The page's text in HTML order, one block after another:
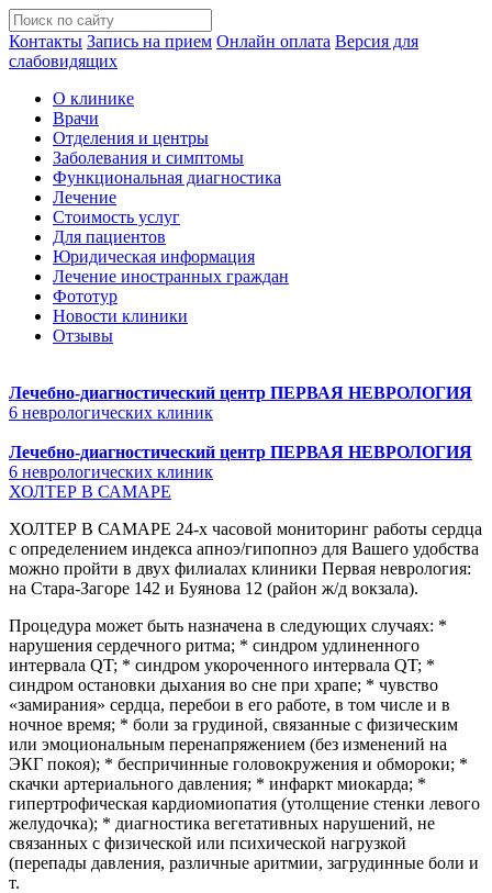
Контакты Запись на прием Онлайн оплата Версия для
слабовидящих
О клинике
Врачи
Отделения и центры
Заболевания и симптомы
Функциональная диагностика
Лечение
Стоимость услуг
Для пациентов
Юридическая информация
Лечение иностранных граждан
Фототур
Новости клиники
Отзывы
Лечебно-диагностический центр ПЕРВАЯ НЕВРОЛОГИЯ
6 неврологических клиник
Лечебно-диагностический центр ПЕРВАЯ НЕВРОЛОГИЯ
6 неврологических клиник
ХОЛТЕР В САМАРЕ
ХОЛТЕР В САМАРЕ 24-х часовой мониторинг работы сердца
с определением индекса апноэ/гипопноэ для Вашего удобства
можно пройти в двух филиалах клиники Первая неврология:
на Стара-Загоре 142 и Буянова 12 (район ж/д вокзала).
Процедура может быть назначена в следующих случаях: *
нарушения сердечного ритма; * синдром удлиненного
интервала QT; * синдром укороченного интервала QT; *
синдром остановки дыхания во сне при храпе; * чувство
«замирания» сердца, перебои в его работе, в том числе и в
ночное время; * боли за грудиной, связанные с физическим
или эмоциональным перенапряжением (без изменений на
ЭКГ покоя); * беспричинные головокружения и обмороки; *
скачки артериального давления; * инфаркт миокарда; *
гипертрофическая кардиомиопатия (утолщение стенки левого
желудочка); * диагностика вегетативных нарушений, не
связанных с физической или психической нагрузкой
(перепады давления, различные аритмии, загрудинные боли и
т.